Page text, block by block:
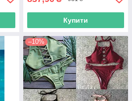
Купити
–10%